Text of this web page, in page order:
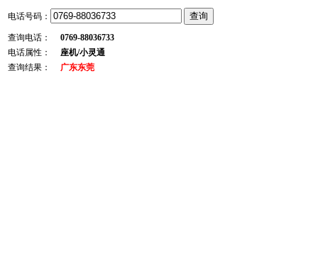
电话号码：
查询电话：
0769-88036733
电话属性：
座机/小灵通
查询结果：
广东东莞